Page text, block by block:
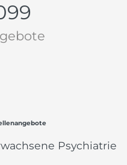
Psychiatrie